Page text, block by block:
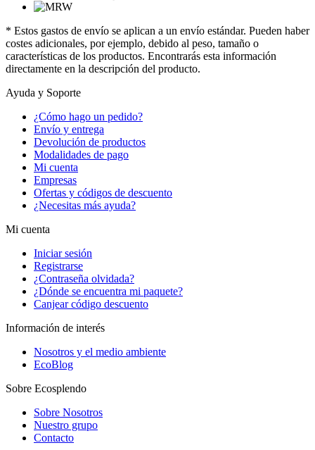
* Estos gastos de envío se aplican a un envío estándar. Pueden haber
costes adicionales, por ejemplo, debido al peso, tamaño o
características de los productos. Encontrarás esta información
directamente en la descripción del producto.
Ayuda y Soporte
¿Cómo hago un pedido?
Envío y entrega
Devolución de productos
Modalidades de pago
Mi cuenta
Empresas
Ofertas y códigos de descuento
¿Necesitas más ayuda?
Mi cuenta
Iniciar sesión
Registrarse
¿Contraseña olvidada?
¿Dónde se encuentra mi paquete?
Canjear código descuento
Información de interés
Nosotros y el medio ambiente
EcoBlog
Sobre Ecosplendo
Sobre Nosotros
Nuestro grupo
Contacto